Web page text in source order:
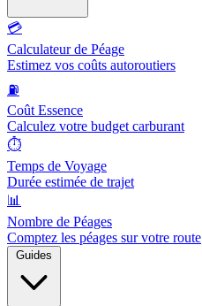
💳
Calculateur de Péage
Estimez vos coûts autoroutiers
⛽
Coût Essence
Calculez votre budget carburant
⏱️
Temps de Voyage
Durée estimée de trajet
📊
Nombre de Péages
Comptez les péages sur votre route
Guides